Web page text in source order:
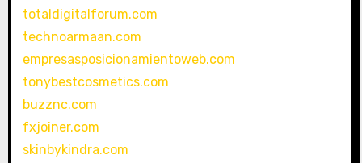
totaldigitalforum.com
technoarmaan.com
empresasposicionamientoweb.com
tonybestcosmetics.com
buzznc.com
fxjoiner.com
skinbykindra.com